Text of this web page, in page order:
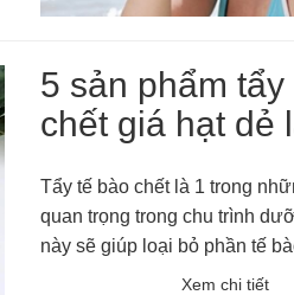
5 sản phẩm tẩy
chết giá hạt dẻ
da căn...
Tẩy tế bào chết là 1 trong
quan trọng trong chu trình
này sẽ giúp loại bỏ phần tế
nua, thô ráp trên bề mặt da,
Xem chi tiết